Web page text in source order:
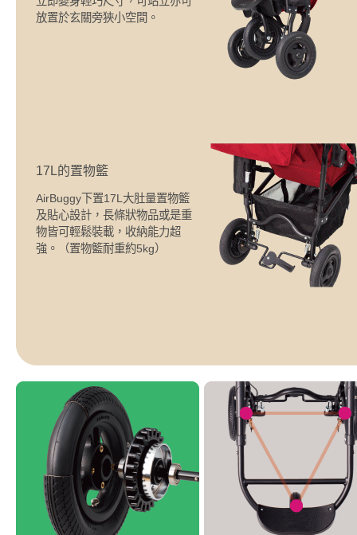
放置於玄關旁狹小空間。
17L的置物籃
AirBuggy下置17L大肚量置物籃
及貼心設計，長條狀物品或是重
物皆可輕鬆裝載，收納能力超
強。
（置物籃耐重約5kg）